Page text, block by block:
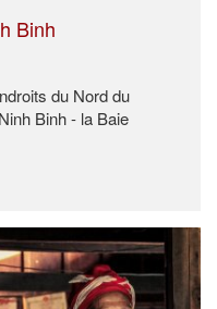
Binh
du Nord du
Binh - la Baie